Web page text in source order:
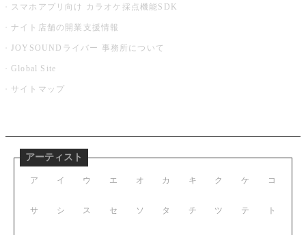
スマホアプリ向け カラオケ採点機能SDK
ナイト店舗の開業支援情報
JOYSOUNDライバー 事務所について
Global Site
サイトマップ
アーティスト
ア イ ウ エ オ
サ シ ス セ ソ
カ キ ク ケ コ
タ チ ツ テ ト